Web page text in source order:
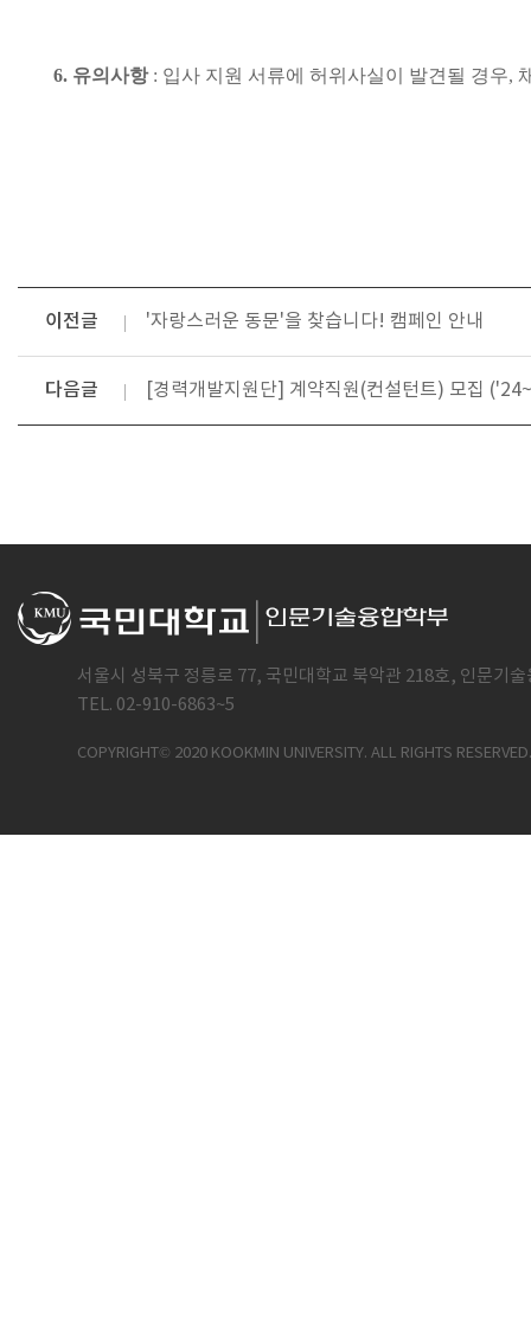
6. 유의사항: 입사 지원 서류에 허위사실이 발견될 경우,
이전글 '자랑스러운 동문'을 찾습니다! 캠페인 안내
다음글 [경력개발지원단] 계약직원(컨설턴트) 모집
서울시 성북구 정릉로 77, 국민대학교 북악관 218호, 인문기
TEL. 02-910-6863~5
COPYRIGHT© 2020 KOOKMIN UNIVERSITY. ALL RIGHTS RESERVED.